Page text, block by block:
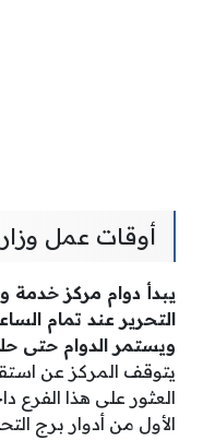
أوقات عمل
يبدأ دوام مركز خدمة
ويستمر الدوام حتى حلول
يتوقف المركز عن
العثور على هذا الفرع
الأول من أدوار برج